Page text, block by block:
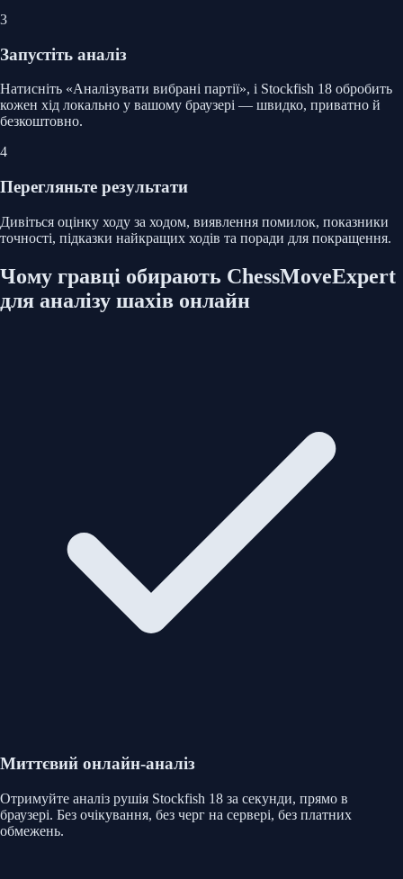
3
Запустіть аналіз
Натисніть «Аналізувати вибрані партії», і Stockfish 18 обробить
кожен хід локально у вашому браузері — швидко, приватно й
безкоштовно.
4
Перегляньте результати
Дивіться оцінку ходу за ходом, виявлення помилок, показники
точності, підказки найкращих ходів та поради для покращення.
Чому гравці обирають ChessMoveExpert
для аналізу шахів онлайн
Миттєвий онлайн-аналіз
Отримуйте аналіз рушія Stockfish 18 за секунди, прямо в
браузері. Без очікування, без черг на сервері, без платних
обмежень.